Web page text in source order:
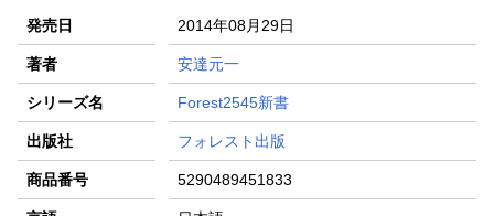
発売日 2014年08月29日
著者 安達元一
シリーズ名 Forest2545新書
出版社 フォレスト出版
商品番号 5290489451833